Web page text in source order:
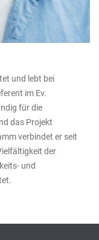
und lebt bei
im Ev.
für die
das Projekt
verbindet er seit
der
und